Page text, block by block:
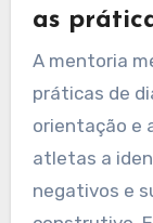
usando
mindfulness
levando a
Como a
as